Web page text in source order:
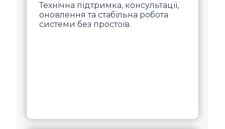
Технічна підтримка, консультації,
оновлення та стабільна робота
системи без простоїв.